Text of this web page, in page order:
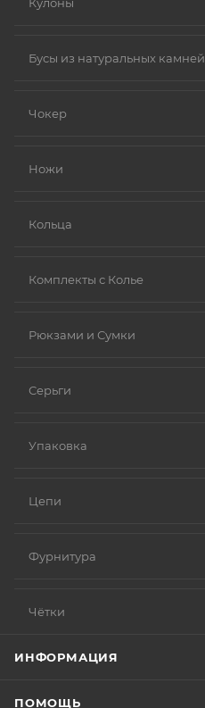
Кулоны
Бусы из натуральных камней
Чокер
Ножи
Кольца
Комплекты с Колье
Рюкзами и Сумки
Серьги
Упаковка
Цепи
Фурнитура
Чётки
ИНФОРМАЦИЯ
ПОМОЩЬ